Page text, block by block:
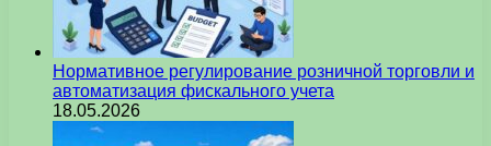
Нормативное регулирование розничной торговли и
автоматизация фискального учета
18.05.2026